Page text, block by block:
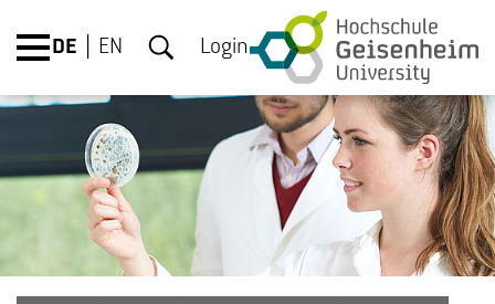
DE EN Login